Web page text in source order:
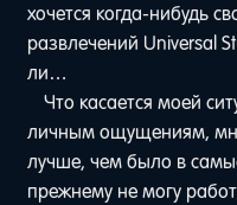
хочется когда-нибудь
развлечений Universal
ли…
Что касается моей
личным ощущениям,
лучше, чем было в
прежнему не могу